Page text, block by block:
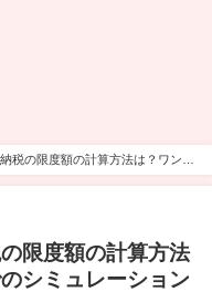
税の限度額の計算方法は？ワンス
底解説！
限度額の計算方法
シミュレーション